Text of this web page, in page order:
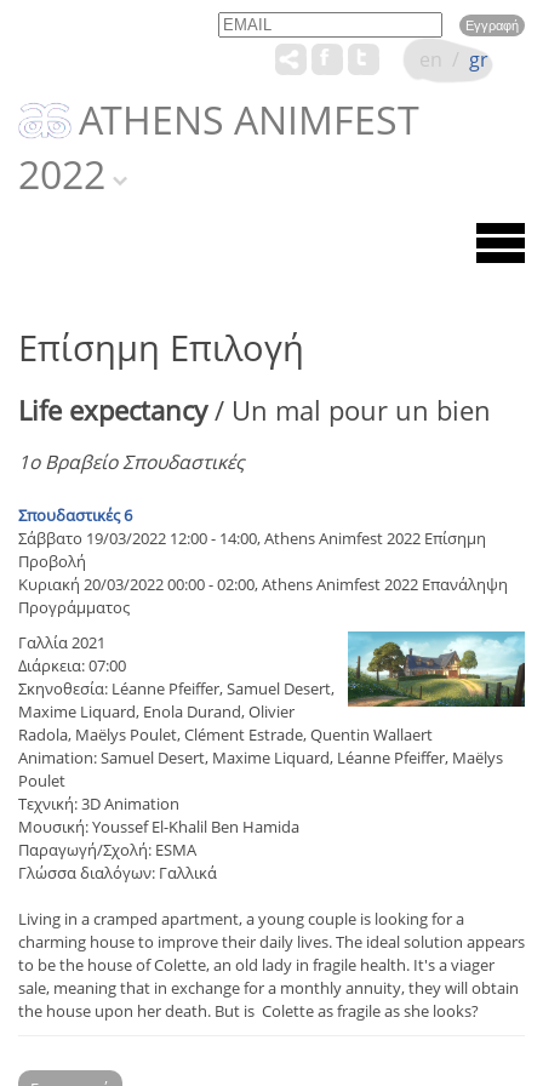
Email Name
ATHENS ANIMFEST
2022
en / gr
Επίσημη Επιλογή
Life expectancy/ Un mal pour un bien
1ο Βραβείο Σπουδαστικές
Σπουδαστικές 6
Σάββατο 19/03/2022 12:00 - 14:00, Athens Animfest 2022 Επίσημη
Προβολή
Κυριακή 20/03/2022 00:00 - 02:00, Athens Animfest 2022 Επανάληψη
Προγράμματος
Γαλλία 2021
Διάρκεια: 07:00
Σκηνοθεσία: Léanne Pfeiffer, Samuel Desert,
Maxime Liquard, Enola Durand, Olivier
Radola, Maëlys Poulet, Clément Estrade, Quentin Wallaert
Animation: Samuel Desert, Maxime Liquard, Léanne Pfeiffer, Maëlys
Poulet
Τεχνική: 3D Animation
Μουσική: Youssef El-Khalil Ben Hamida
Παραγωγή/Σχολή: ESMA
Γλώσσα διαλόγων: Γαλλικά
Living in a cramped apartment, a young couple is looking for a
charming house to improve their daily lives. The ideal solution appears
to be the house of Colette, an old lady in fragile health. It's a viager
sale, meaning that in exchange for a monthly annuity, they will obtain
the house upon her death. But is Colette as fragile as she looks?